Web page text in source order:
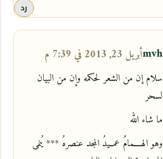
رد
mvhأبريل 23, 2013 في 7:39 م
سلام إن من الشعر لحكمه وإن من البيان
لسحر
ما شاء الله
وهو الهــــمامُ عمــيدُ المجد عنصرهُ *** يُنمى